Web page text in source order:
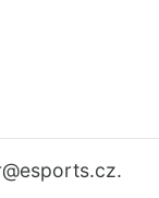
@esports.cz.